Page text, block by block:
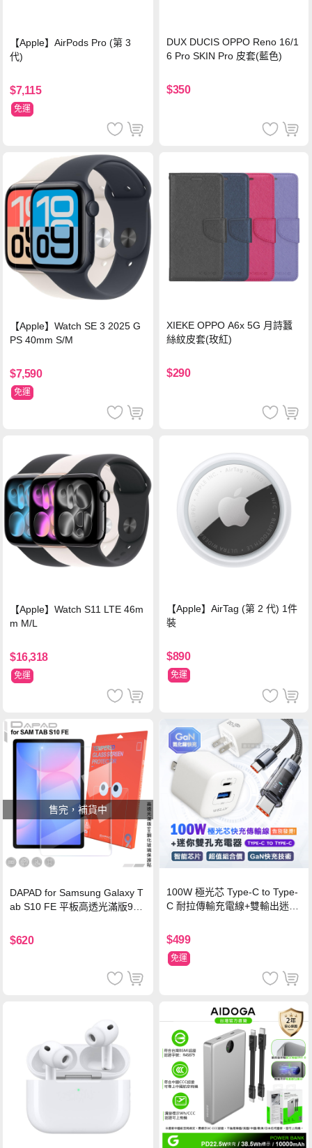
【Apple】AirPods Pro (第 3
代)
$7,115
免運
DUX DUCIS OPPO Reno 16/1
6 Pro SKIN Pro 皮套(藍色)
$350
【Apple】Watch SE 3 2025 G
PS 40mm S/M
$7,590
免運
XIEKE OPPO A6x 5G 月詩蠶
絲紋皮套(玫紅)
$290
【Apple】Watch S11 LTE 46m
m M/L
$16,318
免運
【Apple】AirTag (第 2 代) 1件
裝
$890
免運
售完，補貨中
DAPAD for Samsung Galaxy T
ab S10 FE 平板高透光滿版9H
$620
100W 極光芯 Type-C to Type-
C 耐拉傳輸充電線+雙輸出迷你
$499
免運